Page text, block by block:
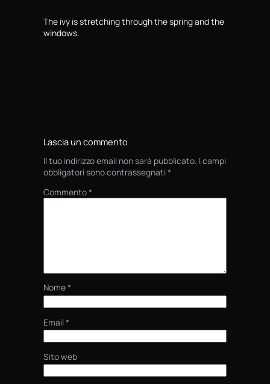
The ivy is stretching through the spring and the
windows.
Lascia un commento
Il tuo indirizzo email non sarà pubblicato. I campi
obbligatori sono contrassegnati *
Commento*
Nome*
Email *
Sito web